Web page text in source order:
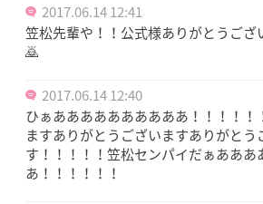
2017.06.14 12:41
笠松先輩や！！公式様ありがとうござ
🙇
2017.06.14 12:40
ひぁああああああああああ！！！！！
ますありがとうございますありがとう
す！！！！！笠松センパイだぁあああ
あ！！！！！！